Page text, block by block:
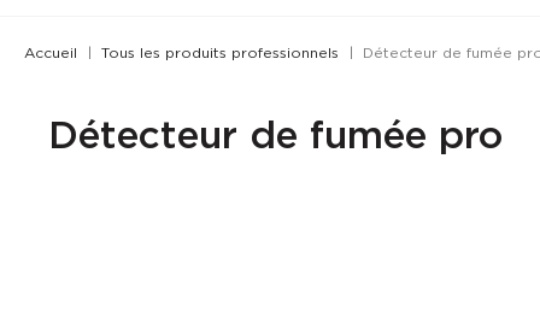
Accueil Tous les produits professionnels Détecteur de fumée
Détecteur de fumée pro